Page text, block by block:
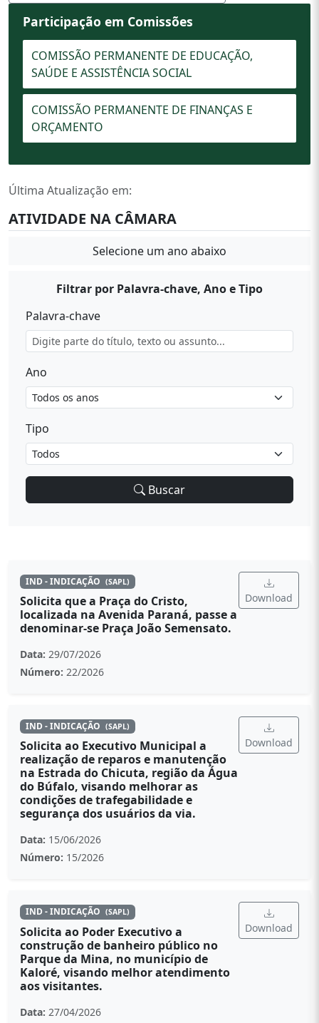
Participação em Comissões
COMISSÃO PERMANENTE DE EDUCAÇÃO,
SAÚDE E ASSISTÊNCIA SOCIAL
COMISSÃO PERMANENTE DE FINANÇAS E
ORÇAMENTO
Última Atualização em:
ATIVIDADE NA CÂMARA
Selecione um ano abaixo
Filtrar por Palavra-chave, Ano e Tipo
Palavra-chave
Ano
Tipo
Buscar
IND - INDICAÇÃO (SAPL)
Solicita que a Praça do Cristo,
localizada na Avenida Paraná, passe a
denominar-se Praça João Semensato.
Download
Data: 29/07/2026
Número: 22/2026
IND - INDICAÇÃO (SAPL)
Solicita ao Executivo Municipal a
realização de reparos e manutenção
na Estrada do Chicuta, região da Água
do Búfalo, visando melhorar as
condições de trafegabilidade e
segurança dos usuários da via.
Download
Data: 15/06/2026
Número: 15/2026
IND - INDICAÇÃO (SAPL)
Solicita ao Poder Executivo a
construção de banheiro público no
Parque da Mina, no município de
Kaloré, visando melhor atendimento
aos visitantes.
Download
Data: 27/04/2026